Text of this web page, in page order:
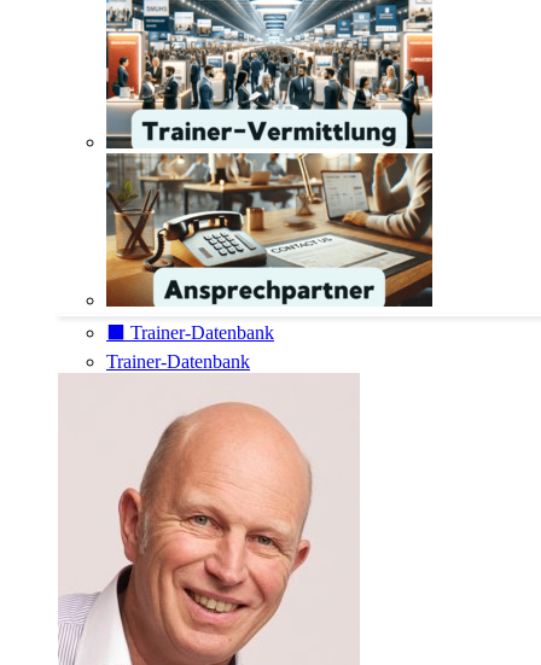
⬛️ Trainer-Datenbank
Trainer-Datenbank